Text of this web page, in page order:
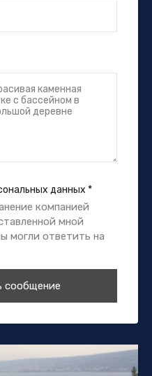
данных *
компанией
мной
могли ответить на
сообщение